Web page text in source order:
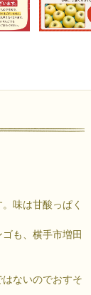
味は甘酸っぱく
も、横手市増田
ないのでおすそ